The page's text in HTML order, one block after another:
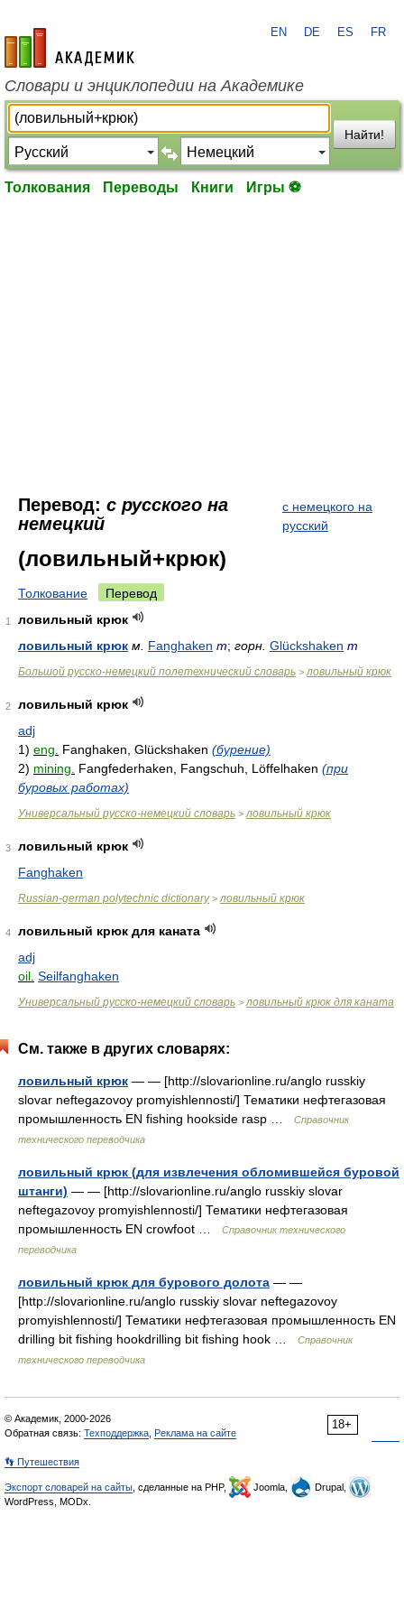
academic.ru
EN DE ES FR
Словари и энциклопедии на Академике
Найти!
Толкования Переводы Книги Игры ⚽
Перевод: с русского на
немецкий
с немецкого на
русский
(ловильный+крюк)
Толкование Перевод
1
ловильный крюк
ловильный крюк м. Fanghaken m; горн. Glückshaken m
Большой русско-немецкий полетехнический словарь > ловильный крюк
2
ловильный крюк
adj
1) eng. Fanghaken, Glückshaken (бурение)
2) mining. Fangfederhaken, Fangschuh, Löffelhaken (при
буровых работах)
Универсальный русско-немецкий словарь > ловильный крюк
3
ловильный крюк
Fanghaken
Russian-german polytechnic dictionary> ловильный крюк
4
ловильный крюк для каната
adj
oil. Seilfanghaken
Универсальный русско-немецкий словарь > ловильный крюк для каната
См. также в других словарях:
ловильный крюк — — [http://slovarionline.ru/anglo russkiy
slovar neftegazovoy promyishlennosti/] Тематики нефтегазовая
промышленность EN fishing hookside rasp …
Справочник
технического переводчика
ловильный крюк (для извлечения обломившейся буровой
штанги) — — [http://slovarionline.ru/anglo russkiy slovar
neftegazovoy promyishlennosti/] Тематики нефтегазовая
промышленность EN crowfoot …
Справочник технического
переводчика
ловильный крюк для бурового долота — —
[http://slovarionline.ru/anglo russkiy slovar neftegazovoy
promyishlennosti/] Тематики нефтегазовая промышленность EN
drilling bit fishing hookdrilling bit fishing hook …
Справочник
технического переводчика
18+
© Академик, 2000-2026
Обратная связь: Техподдержка Реклама на сайте
👣 Путешествия
Экспорт словарей на сайты , сделанные на PHP, Joomla,
Drupal,
WordPress, MODx.